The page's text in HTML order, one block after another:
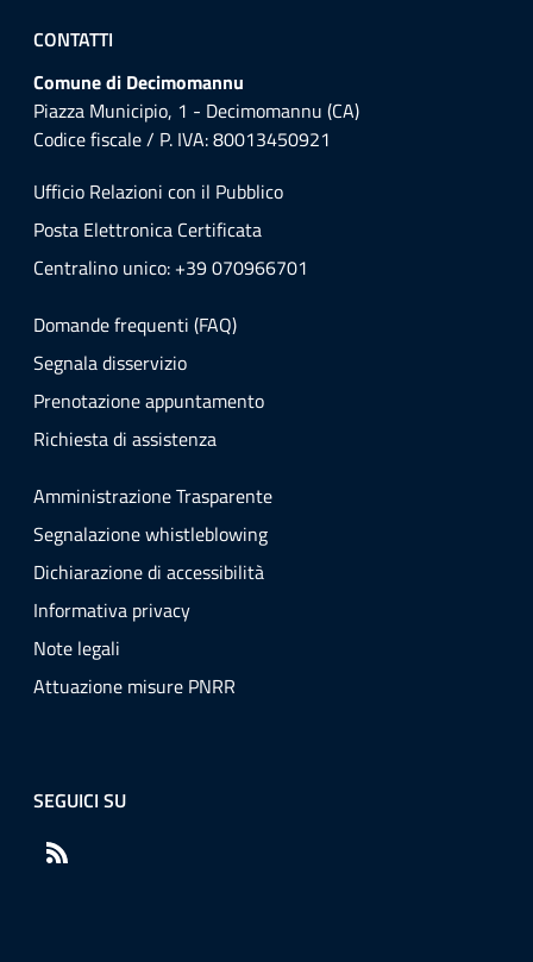
CONTATTI
Comune di Decimomannu
Piazza Municipio, 1 - Decimomannu (CA)
Codice fiscale / P. IVA: 80013450921
Ufficio Relazioni con il Pubblico
Posta Elettronica Certificata
Centralino unico: +39 070966701
Domande frequenti (FAQ)
Segnala disservizio
Prenotazione appuntamento
Richiesta di assistenza
Amministrazione Trasparente
Segnalazione whistleblowing
Dichiarazione di accessibilità
Informativa privacy
Note legali
Attuazione misure PNRR
SEGUICI SU